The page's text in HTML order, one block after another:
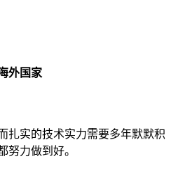
外国家
扎实的技术实力需要多年默默积
努力做到好。